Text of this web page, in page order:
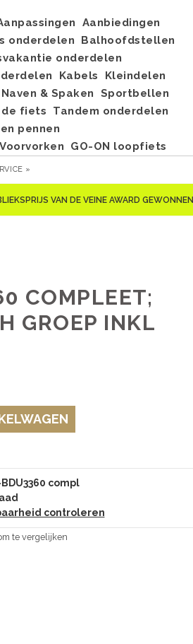
Aanbiedingen
onderdelen
Balhoofdstellen
onderdelen
Kabels
Kleindelen
& Spaken
Sportbellen
de fiets
Tandem onderdelen
pennen
Voorvorken GO-ON loopfiets
»
VAN DE VEINE AWARD GEWONNEN
COMPLEET;
GROEP INKL
compl
controleren
te vergelijken